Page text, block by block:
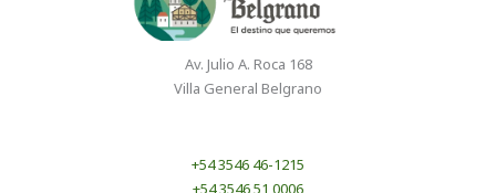
Av. Julio A. Roca 168
Villa General Belgrano
+54 3546 46-1215
+54 3546 51 0006